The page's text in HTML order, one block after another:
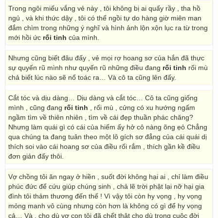
Trong ngôi miếu vắng vẻ này , tôi không bị ai quấy rầy , tha hồ
ngủ , và khi thức dậy , tôi có thể ngồi tự do hàng giờ miên man
đắm chìm trong những ý nghĩ và hình ảnh lộn xộn lục ra từ trong
mới hồi ức rối tinh của mình.
Nhưng cũng biết đâu đấy , vẻ mọi rợ hoang sơ của hắn đã thực
sự quyến rũ mình như quyến rũ những điều đang rối tinh rối mù
chả biết lúc nào sẽ nổ toác ra… Và cô ta cũng lên đấy.
Cắt tóc và dịu dàng… Dịu dàng và cắt tóc… Cô ta cũng giống
mình , cũng đang rối tinh , rối mù , cửng có xu hướng ngấm
ngầm tìm về thiên nhiên , tìm về cái đẹp thuần phác chăng?
Nhưng làm quái gì có cái của hiếm ấy hở cô nàng õng ẹỏ Chẳng
qua chúng ta đang tuân theo một lô gích sơ đẳng của cái quái dị
thích soi vào cái hoang sơ của điều rối rắm , thích gần kề điều
đơn giản đấy thôi.
Vợ chồng tôi ăn ngay ở hiền , suốt đời không hại ai , chỉ làm điều
phúc đức để cứu giúp chúng sinh , chả lẽ trời phật lại nỡ hại gia
đình tôi thảm thương đến thế ! Vì vậy tôi còn hy vọng , hy vọng
mỏng manh vô cùng nhưng còn hơn là không có gì để hy vọng
cả… Và , cho dù vợ con tôi đã chết thật cho dù trong cuộc đời